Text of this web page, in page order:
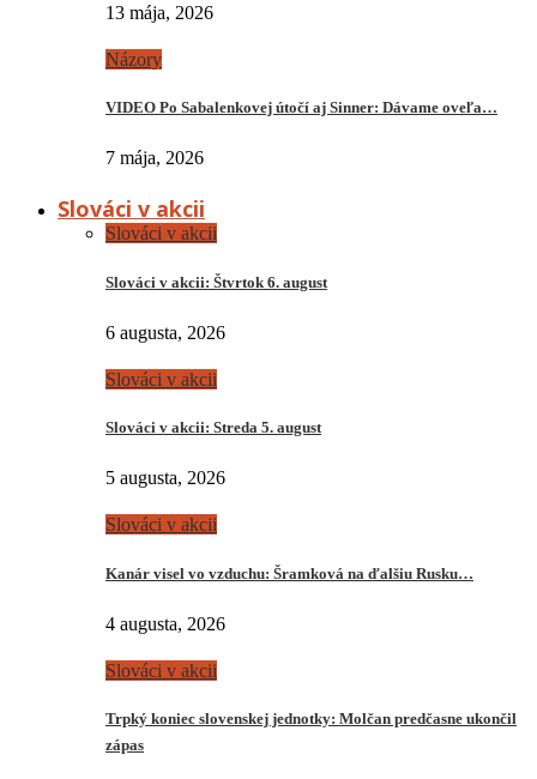
13 mája, 2026
Názory
VIDEO Po Sabalenkovej útočí aj Sinner: Dávame oveľa…
7 mája, 2026
Slováci v akcii
Slováci v akcii
Slováci v akcii: Štvrtok 6. august
6 augusta, 2026
Slováci v akcii
Slováci v akcii: Streda 5. august
5 augusta, 2026
Slováci v akcii
Kanár visel vo vzduchu: Šramková na ďalšiu Rusku…
4 augusta, 2026
Slováci v akcii
Trpký koniec slovenskej jednotky: Molčan predčasne ukončil
zápas